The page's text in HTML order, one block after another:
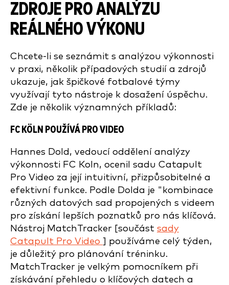
ZDROJE PRO ANALÝZU
REÁLNÉHO VÝKONU
Chcete-li se seznámit s analýzou výkonnosti
v praxi, několik případových studií a zdrojů
ukazuje, jak špičkové fotbalové týmy
využívají tyto nástroje k dosažení úspěchu.
Zde je několik významných příkladů:
FC KÖLN POUŽÍVÁ PRO VIDEO
Hannes Dold, vedoucí oddělení analýzy
výkonnosti FC Koln, ocenil sadu Catapult
Pro Video za její intuitivní, přizpůsobitelné a
efektivní funkce. Podle Dolda je "kombinace
různých datových sad propojených s videem
pro získání lepších poznatků pro nás klíčová.
Nástroj MatchTracker [součást sady
Catapult Pro Video ] používáme celý týden,
je důležitý pro plánování tréninku.
MatchTracker je velkým pomocníkem při
získávání přehledu o klíčových datech a